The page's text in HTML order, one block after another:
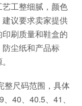
工整细腻，颜色
建议要求卖家提供
刷质量和鞋盒的
尘纸和产品标
整尺码范围，具体
40、40.5、41、